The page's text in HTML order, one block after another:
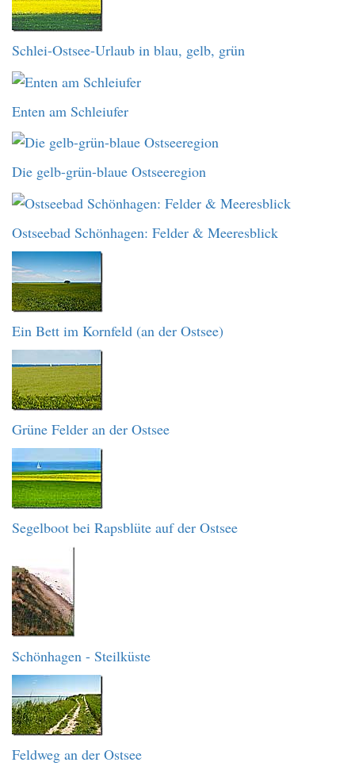
Schlei-Ostsee-Urlaub in blau, gelb, grün
Enten am Schleiufer
Die gelb-grün-blaue Ostseeregion
Ostseebad Schönhagen: Felder & Meeresblick
Ein Bett im Kornfeld (an der Ostsee)
Grüne Felder an der Ostsee
Segelboot bei Rapsblüte auf der Ostsee
Schönhagen - Steilküste
Feldweg an der Ostsee